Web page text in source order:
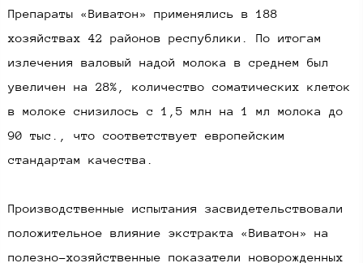
Препараты «Виватон» применялись в 188
хозяйствах 42 районов республики. По итогам
излечения валовый надой молока в среднем был
увеличен на 28%, количество соматических клеток
в молоке снизилось с 1,5 млн на 1 мл молока до
90 тыс., что соответствует европейским
стандартам качества.
Производственные испытания засвидетельствовали
положительное влияние экстракта «Виватон» на
полезно-хозяйственные показатели новорожденных